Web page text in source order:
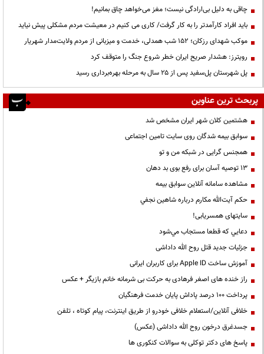
چاقی به دلیل بی‌ارادگی نیست؛ مغز می‌خواهد چاق بمانیم!
باید افراد کارآمدتر را به کار گرفت/ کاری می کنیم در معیشت مردم مشکلی پیش نیاید
موکب شهدای رزکان؛ ۱۵۲ شب همدلی، خدمت و میزبانی از مردم ولایت‌مدار شهریار
رویترز: هشدار صریح ایران خطر شروع جنگ را متوقف کرد
پل شهرستان پل‌سفید پس از ۲۵ سال به مرحله بهره‌برداری رسید
پربحث ترین عناوین
هشتمین کلان شهر ایران مشخص شد
سوابق بیمه شدگان روی سایت تامین اجتماعی
همجنس گرایی در شبکه من و تو
13 توصیه آسان برای رفع بوی بد دهان
مشاهده سامانه آنلاين سوابق بیمه
حكم آيت‌الله مكارم درباره شاهين نجفي
سایتهای همسریابی!
دعايي كه قطعا مستجاب مي‌شود
جزئیات جدید قتل روح الله داداشی
آموزش ساخت Apple ID برای کاربران ایرانی
راز خنده های اصغر فرهادی به حرکت بی شرمانه خانم بازیگر + عکس
پرداخت ۱۰۰ درصد پاداش پایان خدمت فرهنگیان
خلافی آنلاین/استعلام خلافی خودرو از طریق اینترنت، پیام کوتاه ، تلفن
جسدغرق درخون روح الله داداشی (عکس)
پاسخ های دکتر توکلی به سوالات کنکوری ها